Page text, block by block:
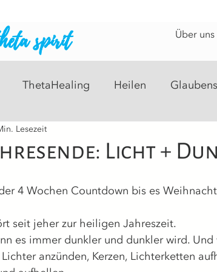
spirit Über uns
ThetaHealing Heilen
Psychosomatisch
Licht +
Lesezeit
4 Wochen Countdown bis es
seit jeher zur heiligen Jahreszeit.
es immer dunkler und dunkler wird.
anzünden, Kerzen, Lichterketten